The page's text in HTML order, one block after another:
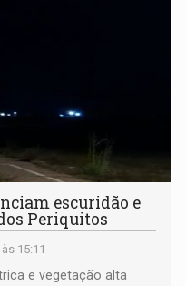
escuridão e
Periquitos
15:11
e vegetação alta